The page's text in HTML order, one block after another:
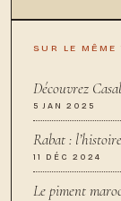
SUR LE MÊME
Découvrez
5 JAN 2025
Rabat :
11 DÉC 2024
Le piment